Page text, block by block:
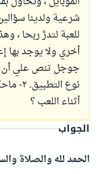
للعبة لتدرَّ ربحا ،
أخري ولا يوجد بها
جوجل تنص علي أن
نوع
أثناء اللعب ؟
الجواب
الحمد لله والصلاة